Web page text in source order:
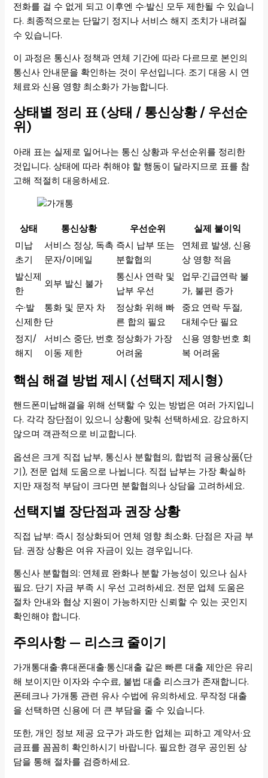
전화를 걸 수 없게 되고 이후엔 수·발신 모두 제한될 수 있습니
다. 최종적으로는 단말기 정지나 서비스 해지 조치가 내려질
수 있습니다.
이 과정은 통신사 정책과 연체 기간에 따라 다르므로 본인의
통신사 안내문을 확인하는 것이 우선입니다. 조기 대응 시 연
체료와 신용 영향 최소화가 가능합니다.
상태별 정리 표 (상태 / 통신상황 / 우선순
위)
아래 표는 실제로 일어나는 통신 상황과 우선순위를 정리한
것입니다. 상태에 따라 취해야 할 행동이 달라지므로 표를 참
고해 적절히 대응하세요.
상태 통신상황 우선순위
실제 불이익
미납
초기
서비스 정상, 독촉
문자/이메일
즉시 납부 또는
분할협의
연체료 발생, 신용
상 영향 적음
발신제
한
외부 발신 불가
통신사 연락 및
납부 우선
업무·긴급연락 불
가, 불편 증가
수·발
신제한
통화 및 문자 차
단
정상화 위해 빠
른 합의 필요
중요 연락 두절,
대체수단 필요
정지/
해지
서비스 중단, 번호
이동 제한
정상화가 가장
어려움
신용 영향·번호 회
복 어려움
핵심 해결 방법 제시 (선택지 제시형)
핸드폰미납해결을 위해 선택할 수 있는 방법은 여러 가지입니
다. 각각 장단점이 있으니 상황에 맞춰 선택하세요. 강요하지
않으며 객관적으로 비교합니다.
옵션은 크게 직접 납부, 통신사 분할협의, 합법적 금융상품(단
기), 전문 업체 도움으로 나뉩니다. 직접 납부는 가장 확실하
지만 재정적 부담이 크다면 분할협의나 상담을 고려하세요.
선택지별 장단점과 권장 상황
직접 납부: 즉시 정상화되어 연체 영향 최소화. 단점은 자금 부
담. 권장 상황은 여유 자금이 있는 경우입니다.
통신사 분할협의: 연체료 완화나 분할 가능성이 있으나 심사
필요. 단기 자금 부족 시 우선 고려하세요. 전문 업체 도움은
절차 안내와 협상 지원이 가능하지만 신뢰할 수 있는 곳인지
확인해야 합니다.
주의사항 — 리스크 줄이기
가개통대출·휴대폰대출·통신대출 같은 빠른 대출 제안은 유리
해 보이지만 이자와 수수료, 불법 대출 리스크가 존재합니다.
폰테크나 가개통 관련 유사 수법에 유의하세요. 무작정 대출
을 선택하면 신용에 더 큰 부담을 줄 수 있습니다.
또한, 개인 정보 제공 요구가 과도한 업체는 피하고 계약서·요
금표를 꼼꼼히 확인하시기 바랍니다. 필요한 경우 공인된 상
담을 통해 절차를 검증하세요.